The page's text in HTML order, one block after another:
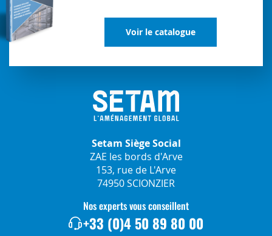
Voir le catalogue
Setam Siège Social
ZAE les bords d'Arve
153, rue de L'Arve
74950 SCIONZIER
Nos experts vous conseillent
+33 (0)4 50 89 80 00